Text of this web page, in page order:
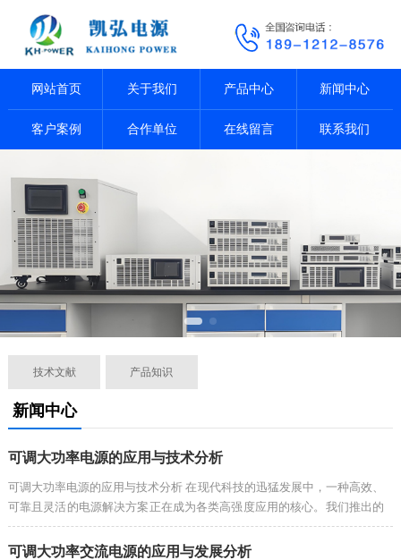
网站首页 关于我们 产品中心 新闻中心
客户案例 合作单位 在线留言 联系我们
技术文献 产品知识
新闻中心
可调大功率电源的应用与技术分析
可调大功率电源的应用与技术分析 在现代科技的迅猛发展中，一种高效、
可靠且灵活的电源解决方案正在成为各类高强度应用的核心。我们推出的
高性能可调节电源系统，凭借其卓越...
可调大功率交流电源的应用与发展分析